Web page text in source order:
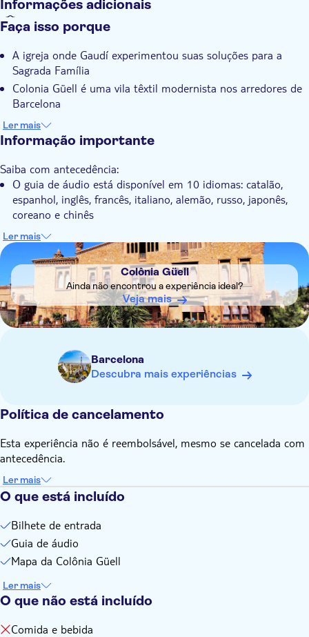
Informações adicionais
Confirmação instantânea
Acessível em cadeira de rodas
Faça isso porque
A igreja onde Gaudí experimentou suas soluções para a
Sagrada Família
Colonia Güell é uma vila têxtil modernista nos arredores de
Barcelona
A Cripta de Gaudí é Patrimônio Mundial da UNESCO
Visite a exposição permanente para aprender sobre a
Ler mais
Informação importante
Saiba com antecedência:
O guia de áudio está disponível em 10 idiomas: catalão,
espanhol, inglês, francês, italiano, alemão, russo, japonês,
coreano e chinês
A entrada para crianças menores de 10 anos é gratuita e
não inclui o audioguia.
Ler mais
DSA1Colônia Güell
Colônia Güell
Ainda não encontrou a experiência ideal?
Veja mais
Barcelona
Descubra mais experiências
Política de cancelamento
Esta experiência não é reembolsável, mesmo se cancelada com
antecedência.
Ler mais
O que está incluído
Bilhete de entrada
Guia de áudio
Mapa da Colônia Güell
Ler mais
O que não está incluído
Comida e bebida